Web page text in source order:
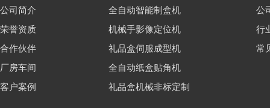
公司简介
荣誉资质
合作伙伴
厂房车间
客户案例
全自动智能制盒机
机械手影像定位机
礼品盒伺服成型机
全自动纸盒贴角机
礼品盒机械非标定制
公
行
常